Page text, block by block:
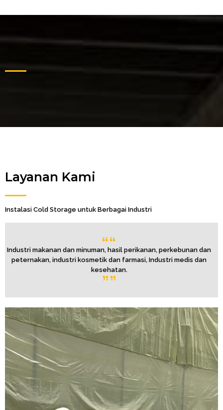
Layanan Kami
Instalasi Cold Storage untuk Berbagai Industri
Industri makanan dan minuman, hasil perikanan, perkebunan dan
peternakan, industri kosmetik dan farmasi, Industri medis dan
kesehatan.